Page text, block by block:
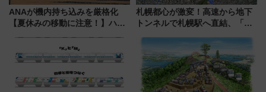
ANAが機内持ち込みを厳格化
【夏休みの移動に注意！】ハン
「身の回り品」新サイズ制限
(40×30×20cm)おさらい
札幌都心が激変！高速から地下
トンネルで札幌駅へ直結、「創
から本格着工、延長4.8km整備
事業の全貌